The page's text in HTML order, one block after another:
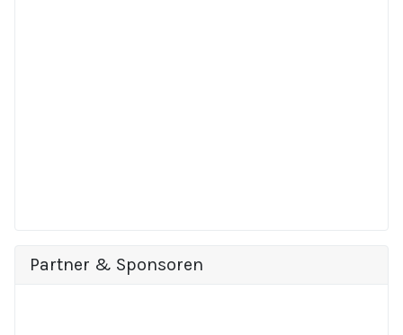
Partner & Sponsoren